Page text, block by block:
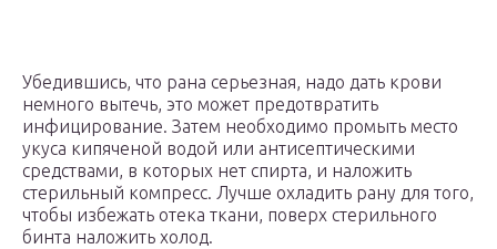
Убедившись, что рана серьезная, надо дать крови
немного вытечь, это может предотвратить
инфицирование. Затем необходимо промыть место
укуса кипяченой водой или антисептическими
средствами, в которых нет спирта, и наложить
стерильный компресс. Лучше охладить рану для того,
чтобы избежать отека ткани, поверх стерильного
бинта наложить холод.